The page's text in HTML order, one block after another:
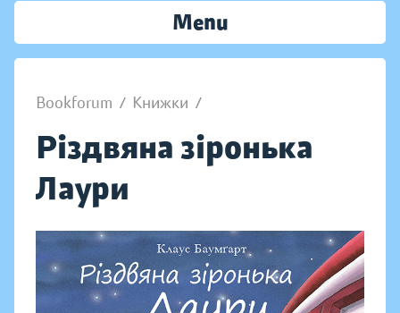
Menu
Bookforum / Книжки /
Різдвяна зіронька
Лаури